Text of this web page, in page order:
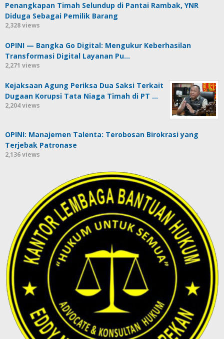
Penangkapan Timah Selundup di Pantai Rambak, YNR
Diduga Sebagai Pemilik Barang
2,328 views
OPINI — Bangka Go Digital: Mengukur Keberhasilan
Transformasi Digital Layanan Pu…
2,271 views
Kejaksaan Agung Periksa Dua Saksi Terkait
Dugaan Korupsi Tata Niaga Timah di PT …
2,204 views
OPINI: Manajemen Talenta: Terobosan Birokrasi yang
Terjebak Patronase
2,136 views